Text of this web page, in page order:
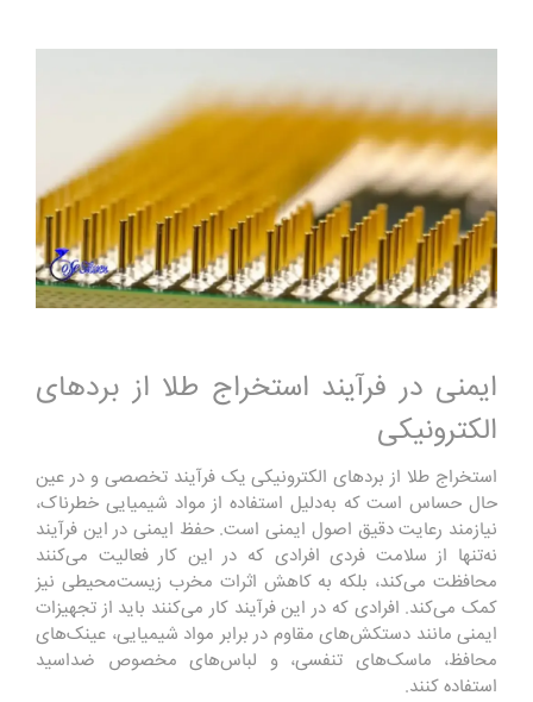
ایمنی در فرآیند استخراج طلا از بردهای
الکترونیکی
استخراج طلا از بردهای الکترونیکی یک فرآیند تخصصی و در عین
حال حساس است که به‌دلیل استفاده از مواد شیمیایی خطرناک،
نیازمند رعایت دقیق اصول ایمنی است. حفظ ایمنی در این فرآیند
نه‌تنها از سلامت فردی افرادی که در این کار فعالیت می‌کنند
محافظت می‌کند، بلکه به کاهش اثرات مخرب زیست‌محیطی نیز
کمک می‌کند. افرادی که در این فرآیند کار می‌کنند باید از تجهیزات
ایمنی مانند دستکش‌های مقاوم در برابر مواد شیمیایی، عینک‌های
محافظ، ماسک‌های تنفسی، و لباس‌های مخصوص ضداسید
استفاده کنند.